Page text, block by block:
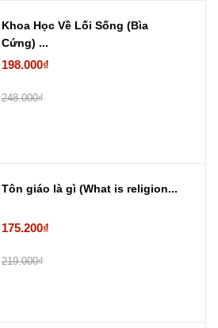
Khoa Học Về Lối Sống (Bìa
Cứng) ...
198.000₫
248.000₫
Tôn giáo là gì (What is religion...
175.200₫
219.000₫